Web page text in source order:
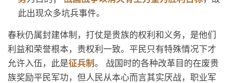
此出现众多坑兵事件。
春秋仍属封建体制，打仗是贵族的权利和义务，是他们
利益和荣誉根本，责权利一致。平民只有特殊情况下才
允许入伍，此是征兵制 。 战国时的各种改革目的在废贵
族奖励平民军功，但人民从本心而言其实厌战，职业军